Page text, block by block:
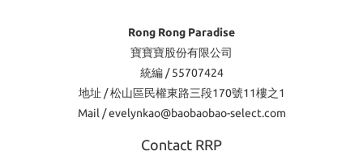
Rong Rong Paradise
寶寶寶股份有限公司
統編 / 55707424
地址 / 松山區民權東路三段170號11樓之1
Mail / evelynkao@baobaobao-select.com
Contact RRP